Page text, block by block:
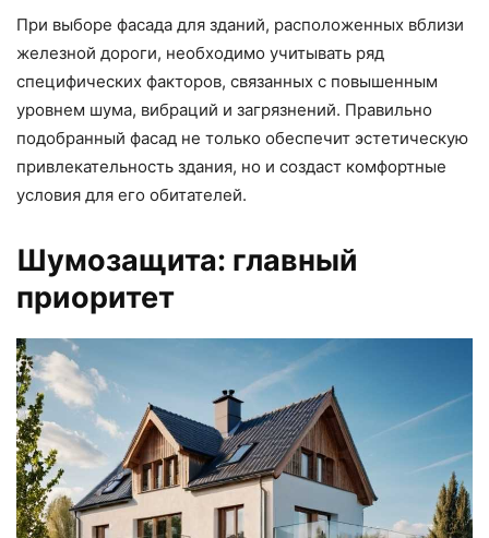
При выборе фасада для зданий, расположенных вблизи
железной дороги, необходимо учитывать ряд
специфических факторов, связанных с повышенным
уровнем шума, вибраций и загрязнений. Правильно
подобранный фасад не только обеспечит эстетическую
привлекательность здания, но и создаст комфортные
условия для его обитателей.
Шумозащита: главный
приоритет